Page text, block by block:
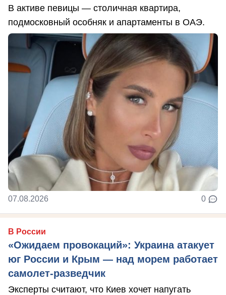
В активе певицы — столичная квартира,
подмосковный особняк и апартаменты в ОАЭ.
07.08.2026 0
В России
«Ожидаем провокаций»: Украина атакует
юг России и Крым — над морем работает
самолет-разведчик
Эксперты считают, что Киев хочет напугать